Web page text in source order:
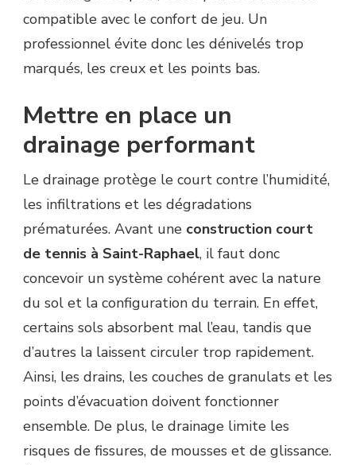
compatible avec le confort de jeu. Un
professionnel évite donc les dénivelés trop
marqués, les creux et les points bas.
Mettre en place un
drainage performant
Le drainage protège le court contre l’humidité,
les infiltrations et les dégradations
prématurées. Avant une construction court
de tennis à Saint-Raphael, il faut donc
concevoir un système cohérent avec la nature
du sol et la configuration du terrain. En effet,
certains sols absorbent mal l’eau, tandis que
d’autres la laissent circuler trop rapidement.
Ainsi, les drains, les couches de granulats et les
points d’évacuation doivent fonctionner
ensemble. De plus, le drainage limite les
risques de fissures, de mousses et de glissance.